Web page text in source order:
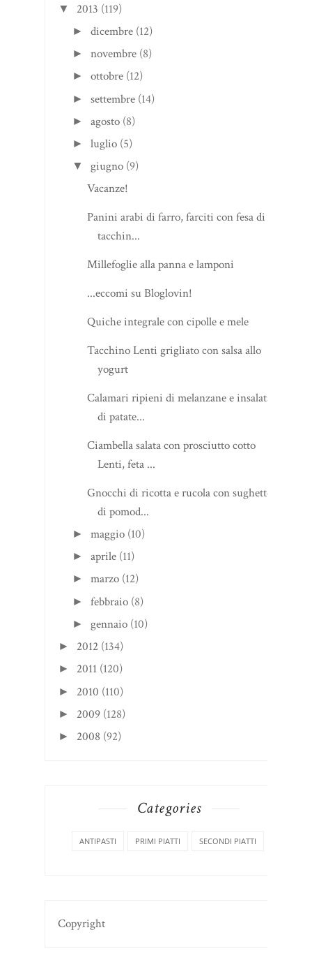
▼ 2013 (119)
►dicembre (12)
►novembre (8)
►ottobre (12)
►settembre (14)
►agosto (8)
►luglio (5)
▼ giugno (9)
Vacanze!
Panini arabi di farro, farciti con fesa di
tacchin...
Millefoglie alla panna e lamponi
...eccomi su Bloglovin!
Quiche integrale con cipolle e mele
Tacchino Lenti grigliato con salsa allo
yogurt
Calamari ripieni di melanzane e insalata
di patate...
Ciambella salata con prosciutto cotto
Lenti, feta ...
Gnocchi di ricotta e rucola con sughetto
di pomod...
►maggio (10)
►aprile (11)
►marzo (12)
►febbraio (8)
►gennaio (10)
► 2012 (134)
► 2011 (120)
► 2010 (110)
► 2009 (128)
► 2008 (92)
Categories
ANTIPASTI PRIMI PIATTI SECONDI PIATTI
Copyright